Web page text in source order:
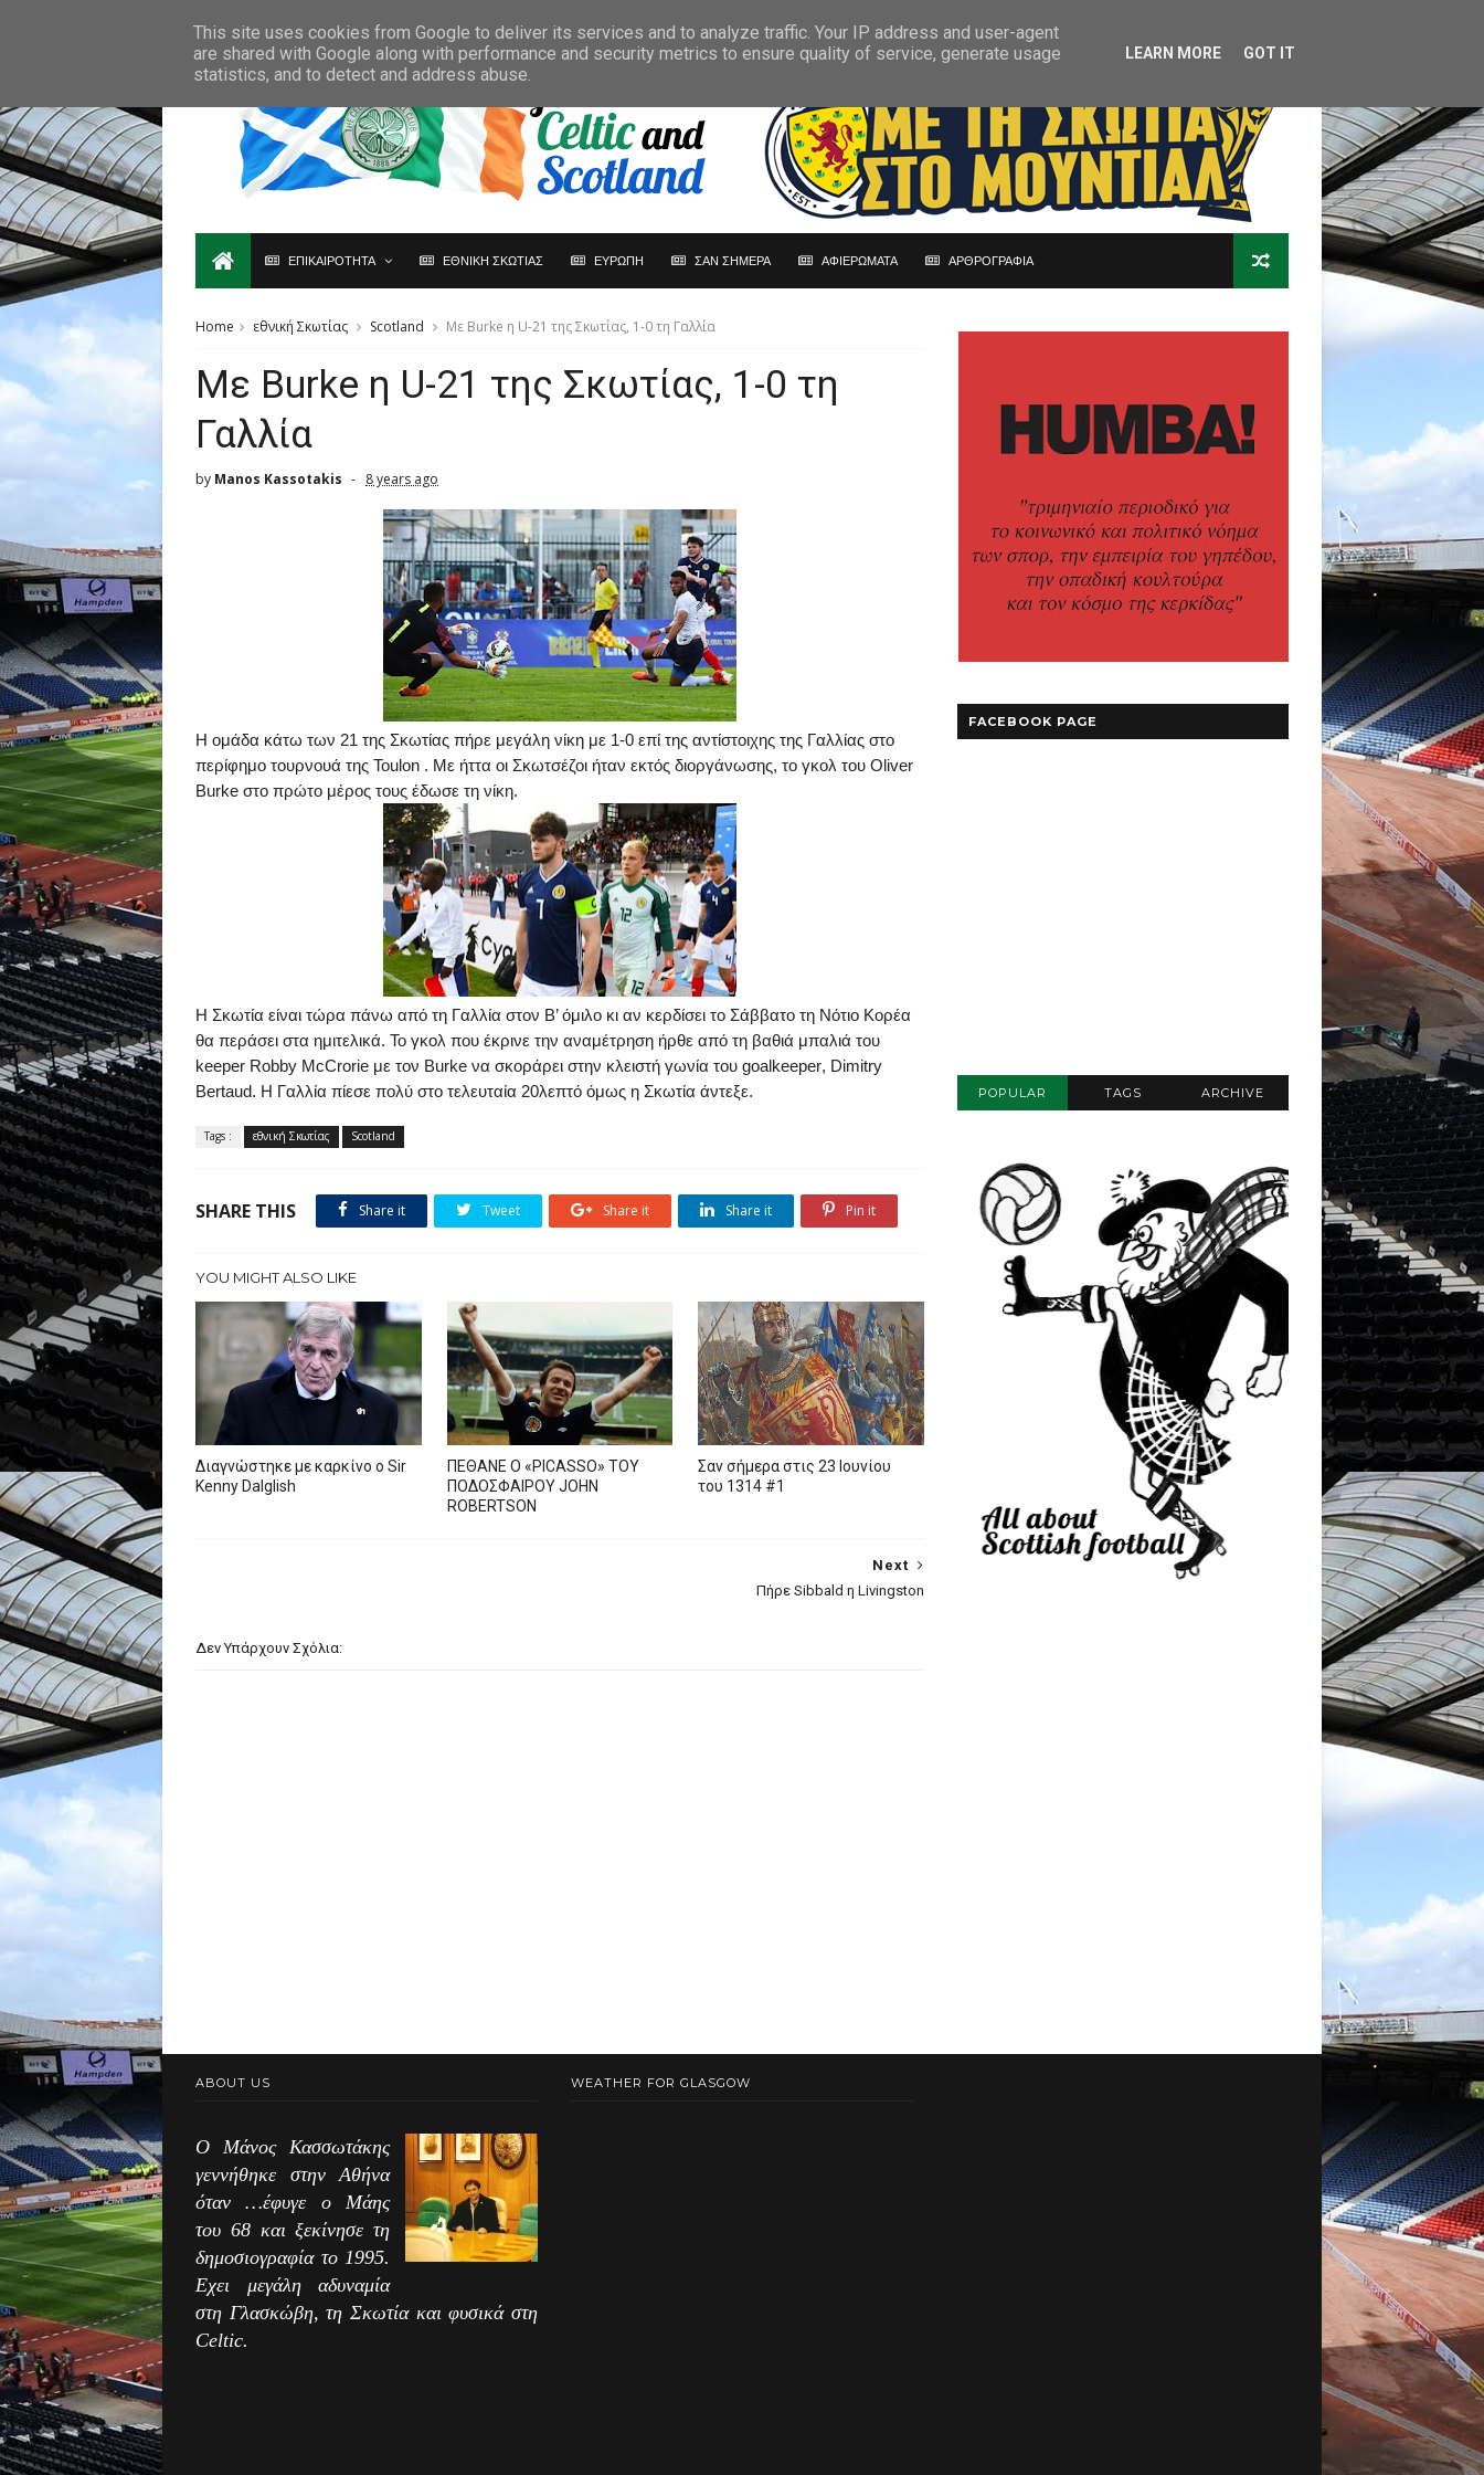
ΕΠΙΚΑΙΡΟΤΗΤΑ ΕΘΝΙΚΗ ΣΚΩΤΙΑΣ ΕΥΡΩΠΗ ΣΑΝ ΣΗΜΕΡΑ ΑΦΙΕΡΩΜΑΤΑ ΑΡΘΡΟΓΡΑΦΙΑ
Home εθνική Σκωτίας Scotland Mε Burke η U-21 της Σκωτίας, 1-0 τη Γαλλία
Mε Burke η U-21 της Σκωτίας, 1-0 τη
Γαλλία
by Manos Kassotakis 8 years ago
Η ομάδα κάτω των 21 της Σκωτίας πήρε μεγάλη νίκη με 1-0 επί της αντίστοιχης της Γαλλίας στο
περίφημο τουρνουά της Toulon . Με ήττα οι Σκωτσέζοι ήταν εκτός διοργάνωσης, το γκολ του Oliver
Burke στο πρώτο μέρος τους έδωσε τη νίκη.
Η Σκωτία είναι τώρα πάνω από τη Γαλλία στον Β’ όμιλο κι αν κερδίσει το Σάββατο τη Νότιο Κορέα
θα περάσει στα ημιτελικά. Το γκολ που έκρινε την αναμέτρηση ήρθε από τη βαθιά μπαλιά του
keeper Robby McCrorie με τον Burke να σκοράρει στην κλειστή γωνία του goalkeeper, Dimitry
Bertaud. Η Γαλλία πίεσε πολύ στο τελευταία 20λεπτό όμως η Σκωτία άντεξε.
Tags : εθνική Σκωτίας Scotland
SHARE THIS Share it Tweet Share it Share it Pin it
YOU MIGHT ALSO LIKE
Διαγνώστηκε με καρκίνο ο Sir
Kenny Dalglish
ΠΕΘΑΝΕ Ο «PICASSO» TOY
ΠΟΔΟΣΦΑΙΡΟΥ JOHN
ROBERTSON
Σαν σήμερα στις 23 Ιουνίου
του 1314 #1
Next
Πήρε Sibbald η Livingston
Δεν Υπάρχουν Σχόλια:
FACEBOOK PAGE
POPULAR TAGS ARCHIVE
ABOUT US
Ο Μάνος Κασσωτάκης
γεννήθηκε στην Αθήνα
όταν …έφυγε ο Μάης
του 68 και ξεκίνησε τη
δημοσιογραφία το 1995.
Εχει μεγάλη αδυναμία
στη Γλασκώβη, τη Σκωτία και φυσικά στη
Celtic.
WEATHER FOR GLASGOW
This site uses cookies from Google to deliver its services and to analyze traffic. Your IP address and user-agent
are shared with Google along with performance and security metrics to ensure quality of service, generate usage
statistics, and to detect and address abuse.
LEARN MORE GOT IT